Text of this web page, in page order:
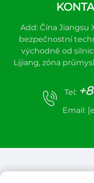
Add: Čína Jiangsu
bezpečnostní
východně od
Lijiang, zóna
Tel:
Email: